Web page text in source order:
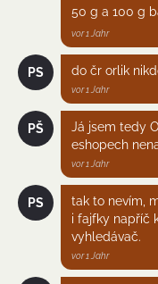
50 g a 100 g
vor 1 Jahr
PS do čr orlik
vor 1 Jahr
PŠ
Já jsem tedy
eshopech
vor 1 Jahr
PS
tak to nevím,
i fajfky napříč
vyhledávač.
vor 1 Jahr